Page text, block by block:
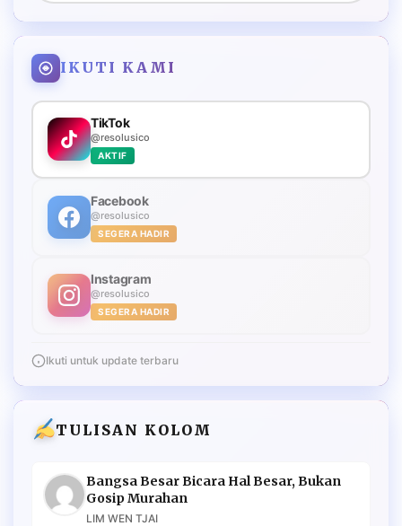
IKUTI KAMI
TikTok
@resolusico
AKTIF
Facebook
@resolusico
SEGERA HADIR
Instagram
@resolusico
SEGERA HADIR
Ikuti untuk update terbaru
TULISAN KOLOM
Bangsa Besar Bicara Hal Besar, Bukan
Gosip Murahan
LIM WEN TJAI